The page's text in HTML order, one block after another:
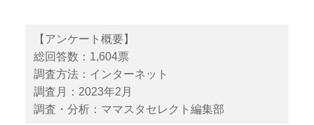
【アンケート概要】
総回答数：1,604票
調査方法：インターネット
調査月：2023年2月
調査・分析：ママスタセレクト編集部